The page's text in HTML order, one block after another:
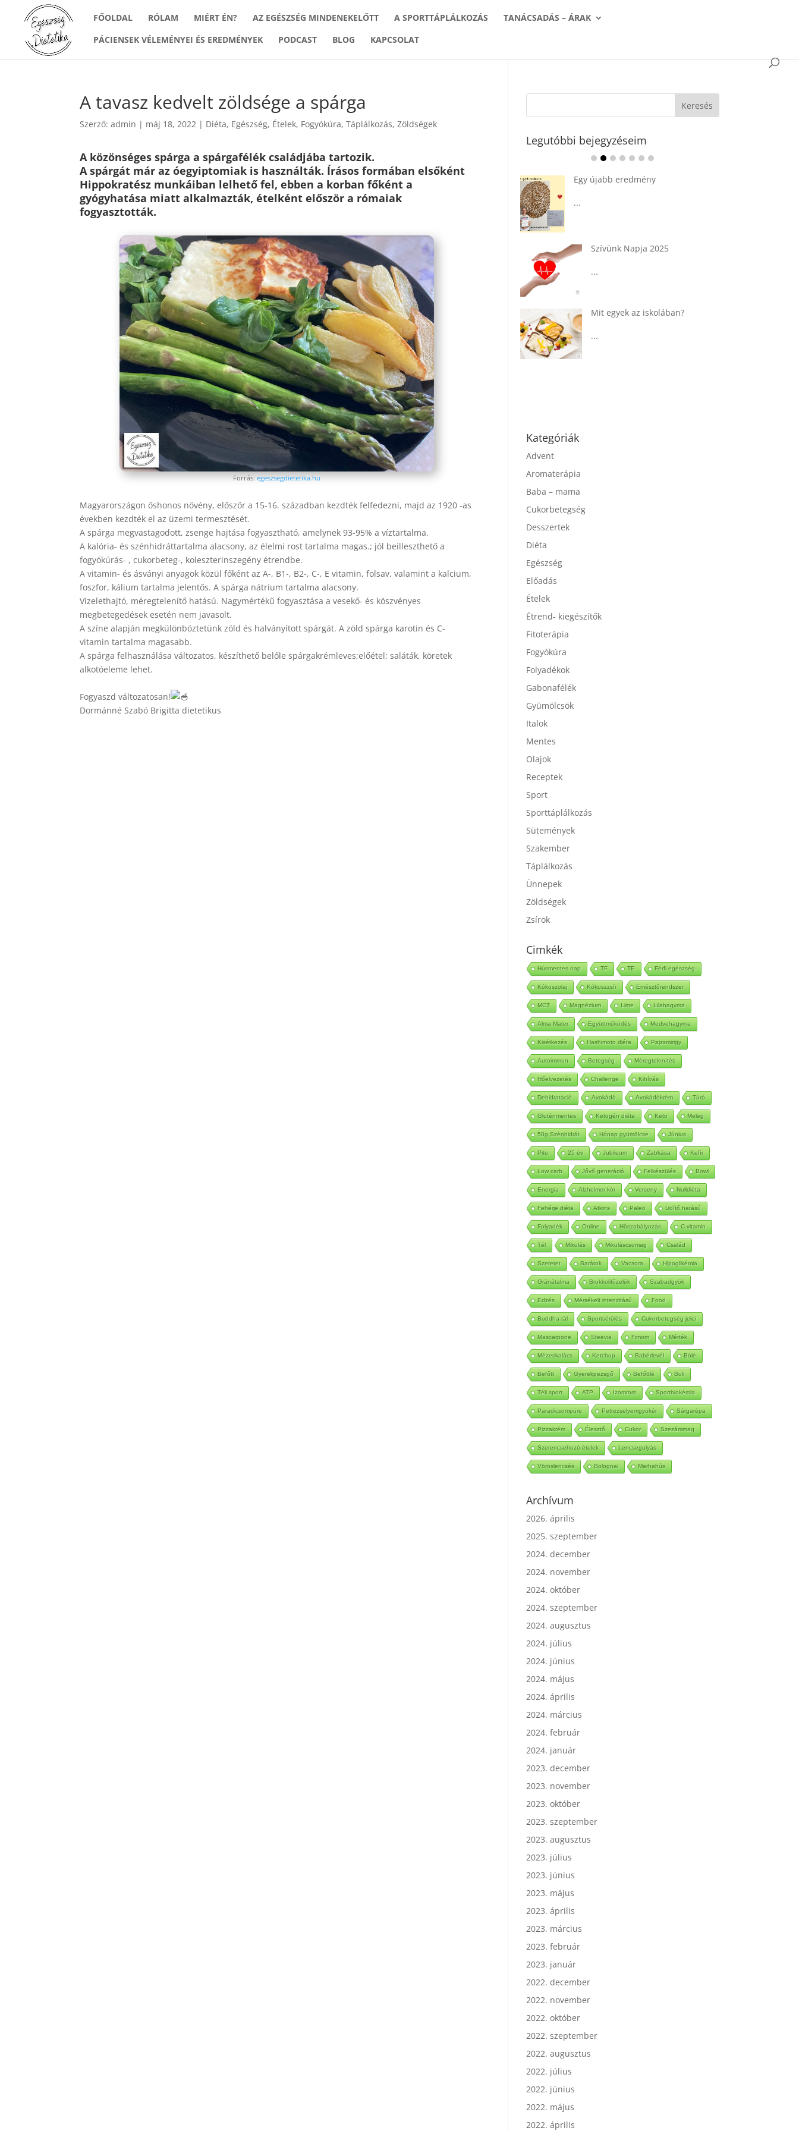
FŐOLDAL RÓLAM MIÉRT ÉN? AZ EGÉSZSÉG MINDENEKELŐTT A SPORTTÁPLÁLKOZÁS
TANÁCSADÁS – ÁRAK
PÁCIENSEK VÉLEMÉNYEI ÉS EREDMÉNYEK
PODCAST BLOG KAPCSOLAT
A tavasz kedvelt zöldsége a spárga
Szerző:admin | máj 18, 2022 | Diéta, Egészség, Ételek, Fogyókúra,Táplálkozás,Zöldségek
A közönséges spárga a spárgafélék családjába tartozik.
A spárgát már az óegyiptomiak is használták. Írásos formában elsőként
Hippokratész munkáiban lelhető fel, ebben a korban főként a
gyógyhatása miatt alkalmazták, ételként először a rómaiak
fogyasztották.
Forrás:egeszsegdietetika.hu
Magyarországon őshonos növény, először a 15-16. században kezdték felfedezni, majd az 1920 -as
években kezdték el az üzemi termesztését.
A spárga megvastagodott, zsenge hajtása fogyasztható, amelynek 93-95% a víztartalma.
A kalória- és szénhidráttartalma alacsony, az élelmi rost tartalma magas.; jól beilleszthető a
fogyókúrás- , cukorbeteg-, koleszterinszegény étrendbe.
A vitamin- és ásványi anyagok közül főként az A-, B1-, B2-, C-, E vitamin, folsav, valamint a kalcium,
foszfor, kálium tartalma jelentős. A spárga nátrium tartalma alacsony.
Vizelethajtó, méregtelenítő hatású. Nagymértékű fogyasztása a vesekő- és köszvényes
megbetegedések esetén nem javasolt.
A színe alapján megkülönböztetünk zöld és halványított spárgát. A zöld spárga karotin és C-
vitamin tartalma magasabb.
A spárga felhasználása változatos, készíthető belőle spárgakrémleves;előétel; saláták, köretek
alkotóeleme lehet.
Fogyaszd változatosan!
Dormánné Szabó Brigitta dietetikus
Legutóbbi bejegyzéseim
Ádvent 1. vasárnapja🌟
...
Tárkonyos csirkeragu leves
csurgatott tésztával
Táplálkozással az
Kategóriák
Előadás
Ételek
Táplálkozás
Cimkék
Húsmentes nap TF TE Férfi egészség
Kókuszolaj Kókuszzsír Emésztőrendszer
MCT Magnézium Lime Lilahagyma
Alma Mater Együttműködés Medvehagyma
Kisétkezés Hashimoto diéta Pajzsmirigy
Autoimmun Betegség Méregtelenítés
Hőelvezetés Challenge Kihívás
Dehidratáció Avokádó Avokádókrém Túró
Gluténmentes Ketogén diéta Keto Meleg
50g Szénhidrát Hónap gyümölcse Június
Pite 25 év Jubileum Zabkása Kefír
Low carb Jővő generáció Felkészülés Bowl
Energia Alzheimer kór Verseny Nulldiéta
Fehérje diéta Atkins Paleo Üdítő hatású
Folyadék Online Hőszabályozás C-vitamin
Tél Mikulás Mikuláscsomag Család
Szeretet Barátok Vacsora Hipoglikémia
Gránátalma Brokkolifőzelék Szabadgyök
Edzés Mérsékelt intenzitású Food
Buddha-tál Sportsérülés Cukorbetegség jelei
Mascarpone Steevia Fimom Mérték
Mézeskalács Ketchup Babérlevél Bólé
Befőtt Gyerekpezsgő Befőttlé Buli
Téli sport ATP Izomrost Sportbiokémia
Paradicsompüre Petrezselyemgyökér Sárgarépa
Pizzakrém Élesztő Cukor Szezámmag
Szerencsehozó ételek Lencsegulyás
Archívum